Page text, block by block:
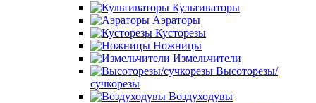
Культиваторы
Аэраторы
Кусторезы
Ножницы
Измельчители
Высоторезы/
сучкорезы
Воздуходувы